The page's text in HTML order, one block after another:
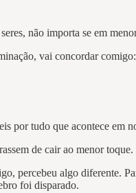
não importa se em
vai concordar
por tudo que acontece em
de cair ao menor toque.
percebeu algo diferente.
foi disparado.